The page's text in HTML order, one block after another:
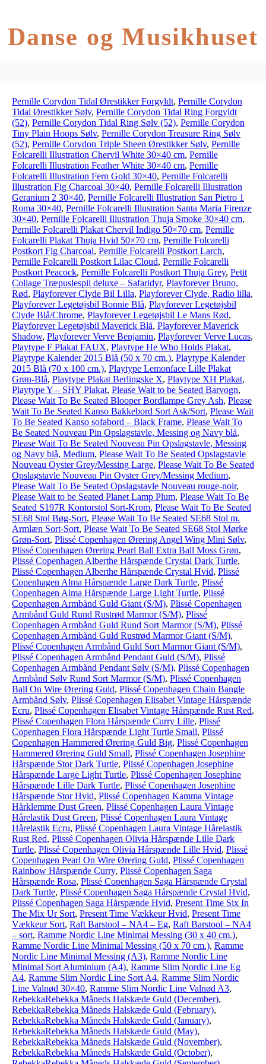
Danse og Musikhuset
Pernille Corydon Tidal Ørestikker Forgyldt, Pernille Corydon
Tidal Ørestikker Sølv, Pernille Corydon Tidal Ring Forgyldt
(52), Pernille Corydon Tidal Ring Sølv (52), Pernille Corydon
Tiny Plain Hoops Sølv, Pernille Corydon Treasure Ring Sølv
(52), Pernille Corydon Triple Sheen Ørestikker Sølv, Pernille
Folcarelli Illustration Chervil White 30×40 cm, Pernille
Folcarelli Illustration Feather White 30×40 cm, Pernille
Folcarelli Illustration Fern Gold 30×40, Pernille Folcarelli
Illustration Fig Charcoal 30×40, Pernille Folcarelli Illustration
Geranium 2 30×40, Pernille Folcarelli Illustration San Pietro 1
Roma 30×40, Pernille Folcarelli Illustration Santa Maria Firenze
30×40, Pernille Folcarelli Illustration Thuja Smoke 30×40 cm,
Pernille Folcarelli Plakat Chervil Indigo 50×70 cm, Pernille
Folcarelli Plakat Thuja Hvid 50×70 cm, Pernille Folcarelli
Postkort Fig Charcoal, Pernille Folcarelli Postkort Larch,
Pernille Folcarelli Postkort Lilac Cloud, Pernille Folcarelli
Postkort Peacock, Pernille Folcarelli Postkort Thuja Grey, Petit
Collage Træpuslespil deluxe – Safaridyr, Playforever Bruno,
Rød, Playforever Clyde Bil Lilla, Playforever Clyde, Radio lilla,
Playforever Legetøjsbil Bonnie Blå, Playforever Legetøjsbil
Clyde Blå/Chrome, Playforever Legetøjsbil Le Mans Rød,
Playforever Legetøjsbil Maverick Blå, Playforever Maverick
Shadow, Playforever Verve Benjamin, Playforever Verve Lucas,
Playtype F Plakat FAUX, Playtype He Who Holds Plakat,
Playtype Kalender 2015 Blå (50 x 70 cm.), Playtype Kalender
2015 Blå (70 x 100 cm.), Playtype Lemonface Lille Plakat
Grøn-Blå, Playtype Plakat Berlingske X, Playtype XH Plakat,
Playtype Y – SHY Plakat, Please Wait to be Seated Barvogn,
Please Wait To Be Seated Blooper Bordlampe Grey Ash, Please
Wait To Be Seated Kanso Bakkebord Sort Ask/Sort, Please Wait
To Be Seated Kanso sofabord – Black Frame, Please Wait To
Be Seated Nouveau Pin Opslagstavle, Messing og Navy blå,
Please Wait To Be Seated Nouveau Pin Opslagstavle, Messing
og Navy blå, Medium, Please Wait To Be Seated Opslagstavle
Nouveau Oyster Grey/Messing Large, Please Wait To Be Seated
Opslagstavle Nouveau Pin Oyster Grey/Messing Medium,
Please Wait To Be Seated Opslagstavle Nouveau rouge-noir,
Please Wait to be Seated Planet Lamp Plum, Please Wait To Be
Seated S197R Kontorstol Sort-Krom, Please Wait To Be Seated
SE68 Stol Bøg-Sort, Please Wait To Be Seated SE68 Stol m.
Armlæn Sort-Sort, Please Wait To Be Seated SE68 Stol Mørke
Grøn-Sort, Plissé Copenhagen Ørering Angel Wing Mini Sølv,
Plissé Copenhagen Ørering Pearl Ball Extra Ball Moss Grøn,
Plissé Copenhagen Alberthe Hårspænde Crystal Dark Turtle,
Plissé Copenhagen Alberthe Hårspænde Crystal Hvid, Plissé
Copenhagen Alma Hårspænde Large Dark Turtle, Plissé
Copenhagen Alma Hårspænde Large Light Turtle, Plissé
Copenhagen Armbånd Guld Giant (S/M), Plissé Copenhagen
Armbånd Guld Rund Rustrød Marmor (S/M), Plissé
Copenhagen Armbånd Guld Rund Sort Marmor (S/M), Plissé
Copenhagen Armbånd Guld Rustrød Marmor Giant (S/M),
Plissé Copenhagen Armbånd Guld Sort Marmor Giant (S/M),
Plissé Copenhagen Armbånd Pendant Guld (S/M), Plissé
Copenhagen Armbånd Pendant Sølv (S/M), Plissé Copenhagen
Armbånd Sølv Rund Sort Marmor (S/M), Plissé Copenhagen
Ball On Wire Ørering Guld, Plissé Copenhagen Chain Bangle
Armbånd Sølv, Plissé Copenhagen Elisabet Vintage Hårspænde
Ecru, Plissé Copenhagen Elisabet Vintage Hårspænde Rust Red,
Plissé Copenhagen Flora Hårspænde Curry Lille, Plissé
Copenhagen Flora Hårspænde Light Turtle Small, Plissé
Copenhagen Hammered Ørering Guld Big, Plissé Copenhagen
Hammered Ørering Guld Small, Plissé Copenhagen Josephine
Hårspænde Stor Dark Turtle, Plissé Copenhagen Josephine
Hårspænde Large Light Turtle, Plissé Copenhagen Josephine
Hårspænde Lille Dark Turtle, Plissé Copenhagen Josephine
Hårspænde Stor Hvid, Plissé Copenhagen Kamma Vintage
Hårklemme Dust Green, Plissé Copenhagen Laura Vintage
Hårelastik Dust Green, Plissé Copenhagen Laura Vintage
Hårelastik Ecru, Plissé Copenhagen Laura Vintage Hårelastik
Rust Red, Plissé Copenhagen Olivia Hårspænde Lille Dark
Turtle, Plissé Copenhagen Olivia Hårspænde Lille Hvid, Plissé
Copenhagen Pearl On Wire Ørering Guld, Plissé Copenhagen
Rainbow Hårspænde Curry, Plissé Copenhagen Saga
Hårspænde Rosa, Plissé Copenhagen Saga Hårspænde Crystal
Dark Turtle, Plissé Copenhagen Saga Hårspænde Crystal Hvid,
Plissé Copenhagen Saga Hårspænde Hvid, Present Time Six In
The Mix Ur Sort, Present Time Vækkeur Hvid, Present Time
Vækkeur Sort, Raft Barstool – NA4 – Eg, Raft Barstool – NA4
– sort, Ramme Nordic Line Minimal Messing (30 x 40 cm.),
Ramme Nordic Line Minimal Messing (50 x 70 cm.), Ramme
Nordic Line Minimal Messing (A3), Ramme Nordic Line
Minimal Sort Aluminium (A4), Ramme Slim Nordic Line Eg
A4, Ramme Slim Nordic Line Sort A4, Ramme Slim Nordic
Line Valnød 30×40, Ramme Slim Nordic Line Valnød A3,
RebekkaRebekka Måneds Halskæde Guld (December),
RebekkaRebekka Måneds Halskæde Guld (February),
RebekkaRebekka Måneds Halskæde Guld (January),
RebekkaRebekka Måneds Halskæde Guld (May),
RebekkaRebekka Måneds Halskæde Guld (November),
RebekkaRebekka Måneds Halskæde Guld (October),